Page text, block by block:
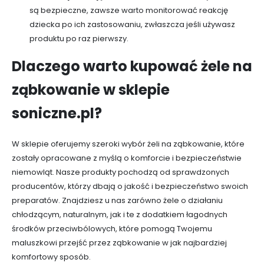
są bezpieczne, zawsze warto monitorować reakcję
dziecka po ich zastosowaniu, zwłaszcza jeśli używasz
produktu po raz pierwszy.
Dlaczego warto kupować żele na
ząbkowanie w sklepie
soniczne.pl?
W sklepie oferujemy szeroki wybór żeli na ząbkowanie, które
zostały opracowane z myślą o komforcie i bezpieczeństwie
niemowląt. Nasze produkty pochodzą od sprawdzonych
producentów, którzy dbają o jakość i bezpieczeństwo swoich
preparatów. Znajdziesz u nas zarówno żele o działaniu
chłodzącym, naturalnym, jak i te z dodatkiem łagodnych
środków przeciwbólowych, które pomogą Twojemu
maluszkowi przejść przez ząbkowanie w jak najbardziej
komfortowy sposób.